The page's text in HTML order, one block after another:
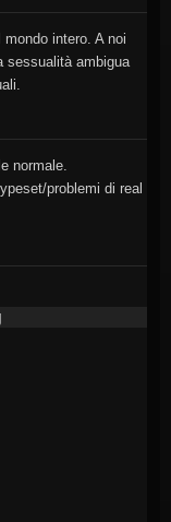
intero. A noi
sessualità ambigua
normale.
problemi di real